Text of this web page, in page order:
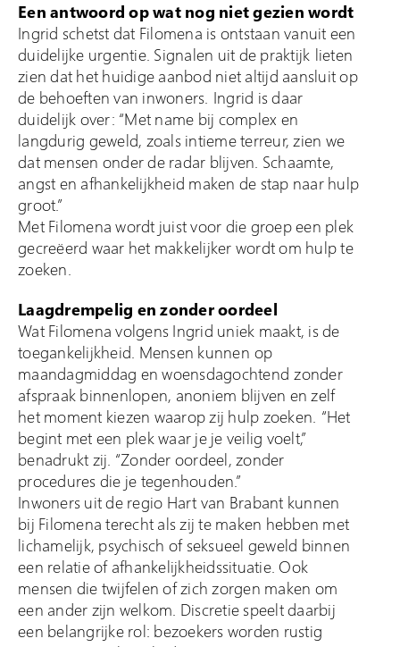
Een antwoord op wat nog niet gezien wordt
Ingrid schetst dat Filomena is ontstaan vanuit een
duidelijke urgentie. Signalen uit de praktijk lieten
zien dat het huidige aanbod niet altijd aansluit op
de behoeften van inwoners. Ingrid is daar
duidelijk over: “Met name bij complex en
langdurig geweld, zoals intieme terreur, zien we
dat mensen onder de radar blijven. Schaamte,
angst en afhankelijkheid maken de stap naar hulp
groot.”
Met Filomena wordt juist voor die groep een plek
gecreëerd waar het makkelijker wordt om hulp te
zoeken.
Laagdrempelig en zonder oordeel
Wat Filomena volgens Ingrid uniek maakt, is de
toegankelijkheid. Mensen kunnen op
maandagmiddag en woensdagochtend zonder
afspraak binnenlopen, anoniem blijven en zelf
het moment kiezen waarop zij hulp zoeken. “Het
begint met een plek waar je je veilig voelt,”
benadrukt zij. “Zonder oordeel, zonder
procedures die je tegenhouden.”
Inwoners uit de regio Hart van Brabant kunnen
bij Filomena terecht als zij te maken hebben met
lichamelijk, psychisch of seksueel geweld binnen
een relatie of afhankelijkheidssituatie. Ook
mensen die twijfelen of zich zorgen maken om
een ander zijn welkom. Discretie speelt daarbij
een belangrijke rol: bezoekers worden rustig